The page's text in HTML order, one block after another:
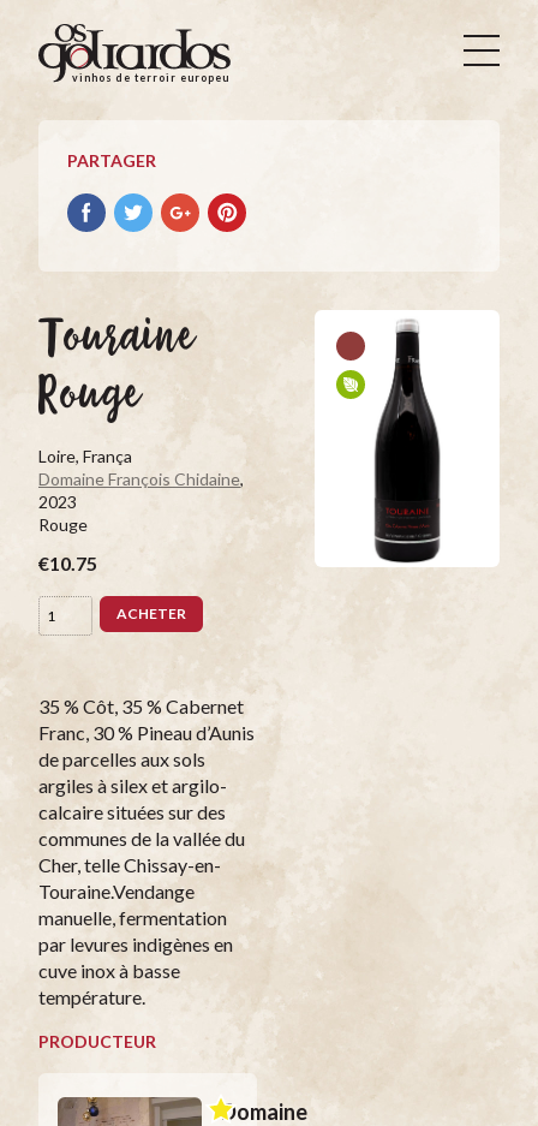
Os
Goliardos
Vinhos
Terroir
Europeus
vinhos de terroir europeus
PARTAGER
Partager
avec
Partager
avec
Partager
avec
Partager
avec
Touraine
Rouge
Loire, França
Domaine François Chidaine,
2023
Rouge
€10.75
ACHETER
35 % Côt, 35 % Cabernet
Franc, 30 % Pineau d’Aunis
de parcelles aux sols
argiles à silex et argilo-
calcaire situées sur des
communes de la vallée du
Cher, telle Chissay-en-
Touraine.Vendange
manuelle, fermentation
par levures indigènes en
cuve inox à basse
température.
PRODUCTEUR
Domaine